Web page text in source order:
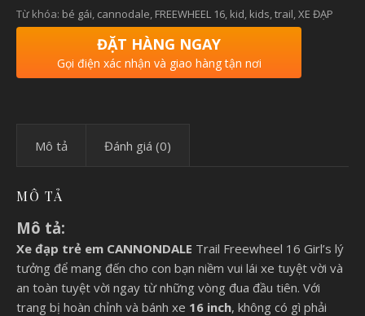
Từ khóa: bé gái, cannodale, FREEWHEEL 16, kid, kids,trail,XE ĐẠP
ĐẶT HÀNG NGAY
Gọi điện xác nhận và giao hàng tận nơi
Mô tả Đánh giá (0)
MÔ TẢ
Mô tả:
Xe đạp trẻ em CANNONDALE Trail Freewheel 16 Girl’s lý
tưởng để mang đến cho con bạn niềm vui lái xe tuyệt vời và
an toàn tuyệt vời ngay từ những vòng đua đầu tiên. Với
trang bị hoàn chỉnh và bánh xe 16 inch, không có gì phải